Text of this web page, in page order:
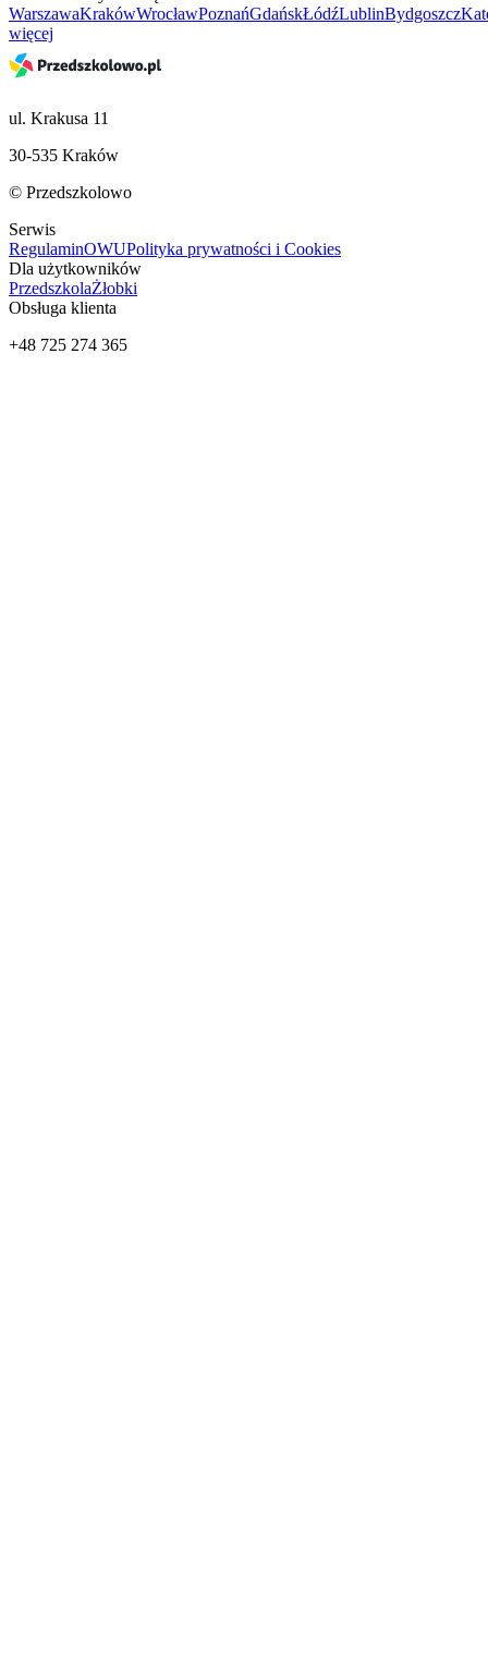
WarszawaKrakówWrocławPoznańGdańskŁódźLublinBydgoszcz
więcej
ul. Krakusa 11
30-535 Kraków
© Przedszkolowo
Serwis
RegulaminOWUPolityka prywatności i Cookies
Dla użytkowników
PrzedszkolaŻłobki
Obsługa klienta
+48 725 274 365